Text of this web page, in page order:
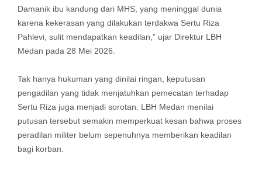
Damanik ibu kandung dari MHS, yang meninggal dunia
karena kekerasan yang dilakukan terdakwa Sertu Riza
Pahlevi, sulit mendapatkan keadilan,” ujar Direktur LBH
Medan pada 28 Mei 2026.
Tak hanya hukuman yang dinilai ringan, keputusan
pengadilan yang tidak menjatuhkan pemecatan terhadap
Sertu Riza juga menjadi sorotan. LBH Medan menilai
putusan tersebut semakin memperkuat kesan bahwa proses
peradilan militer belum sepenuhnya memberikan keadilan
bagi korban.